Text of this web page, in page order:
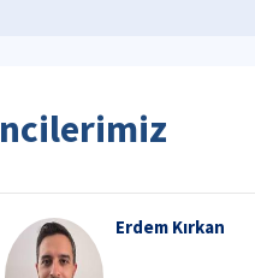
Erdem Kırkan